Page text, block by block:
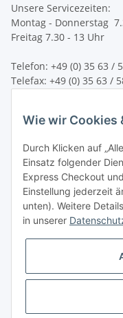
Unsere Servicezeiten:
Montag - Donnerstag
Freitag 7.30 - 13 Uhr
Telefon: +49 (0) 35 63 /
Telefax: +49 (0) 35 63 /
service@bsn-
Wir versenden mit:
Ihre Zahlmöglichkeiten:
Wie wir Cookies
Durch Klicken auf
Einsatz folgender
Express Checkout
Einstellung jederzeit
unten). Weitere
in unserer